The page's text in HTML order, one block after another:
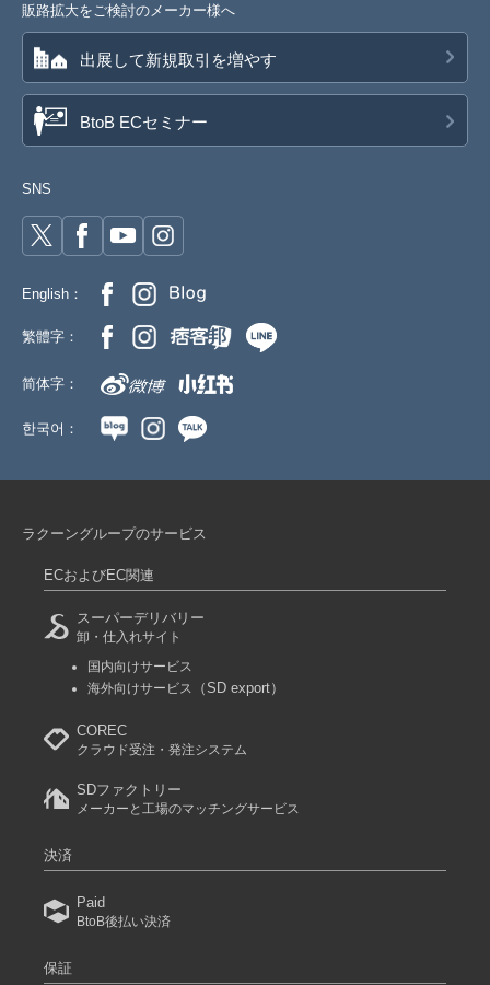
販路拡大をご検討のメーカー様へ
出展して新規取引を増やす
BtoB ECセミナー
SNS
English：
繁體字：
简体字：
한국어：
ラクーングループのサービス
ECおよびEC関連
スーパーデリバリー
卸・仕入れサイト
国内向けサービス
海外向けサービス
（SD export）
COREC
クラウド受注・発注システム
SDファクトリー
メーカーと工場のマッチングサービス
決済
Paid
BtoB後払い決済
保証